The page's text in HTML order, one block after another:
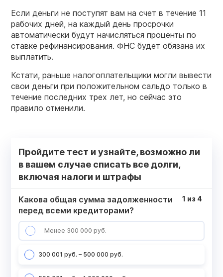
Если деньги не поступят вам на счет в течение 11
рабочих дней, на каждый день просрочки
автоматически будут начисляться проценты по
ставке рефинансирования. ФНС будет обязана их
выплатить.
Кстати, раньше налогоплательщики могли вывести
свои деньги при положительном сальдо только в
течение последних трех лет, но сейчас это
правило отменили.
Пройдите тест и узнайте, возможно ли
в вашем случае списать все долги,
включая налоги и штрафы
Какова общая сумма задолженности
перед всеми кредиторами?
Менее 300 000 руб.
300 001 руб. – 500 000 руб.
1 из 4